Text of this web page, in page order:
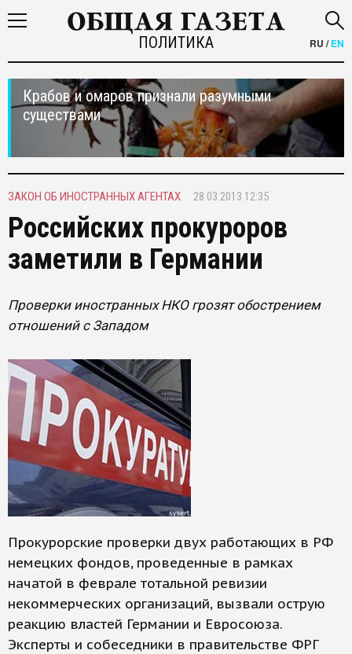
ПОЛИТИКА RU /EN
Крабов и омаров признали разумными
существами
ЗАКОН ОБ ИНОСТРАННЫХ АГЕНТАХ 28.03.2013 12:35
Российских прокуроров
заметили в Германии
Проверки иностранных НКО грозят обострением
отношений с Западом
Прокурорские проверки двух работающих в РФ
немецких фондов, проведенные в рамках
начатой в феврале тотальной ревизии
некоммерческих организаций, вызвали острую
реакцию властей Германии и Евросоюза.
Эксперты и собеседники в правительстве ФРГ